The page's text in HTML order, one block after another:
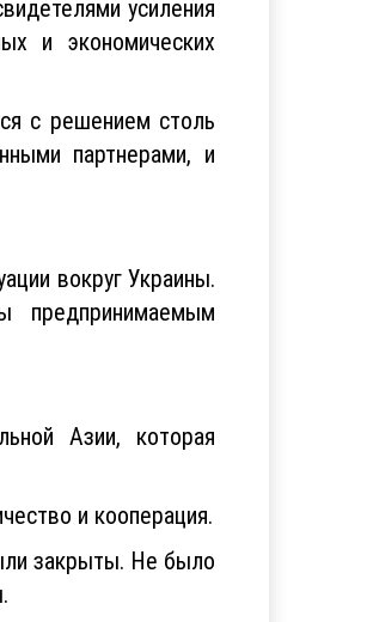
усиления
и экономических
с решением столь
партнерами, и
вокруг Украины.
предпринимаемым
Азии, которая
и кооперация.
закрыты. Не было